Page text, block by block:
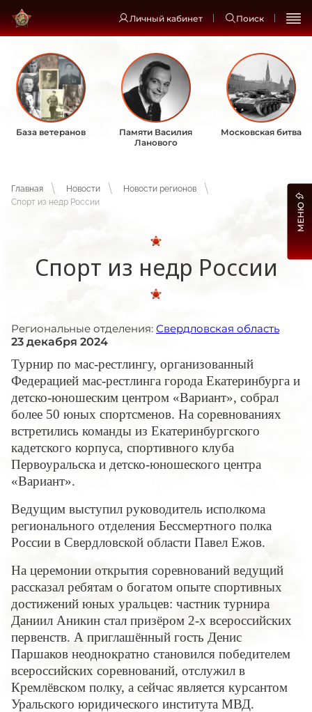
Личный кабинет Поиск
База ветеранов
Памяти Василия
Ланового
Московская битва
Главная Новости
Новости регионов
Спорт из недр России
Спорт из недр России
Региональные отделения: Свердловская область
23 декабря 2024
Турнир по мас-рестлингу, организованный
Федерацией мас-рестлинга города Екатеринбурга и
детско-юношеским центром «Вариант», собрал
более 50 юных спортсменов. На соревнованиях
встретились команды из Екатеринбургского
кадетского корпуса, спортивного клуба
Первоуральска и детско-юношеского центра
«Вариант».
Ведущим выступил руководитель исполкома
регионального отделения Бессмертного полка
России в Свердловской области Павел Ежов.
На церемонии открытия соревнований ведущий
рассказал ребятам о богатом опыте спортивных
достижений юных уральцев: частник турнира
Даниил Аникин стал призёром 2-х всероссийских
первенств. А приглашённый гость Денис
Паршаков неоднократно становился победителем
всероссийских соревнований, отслужил в
Кремлёвском полку, а сейчас является курсантом
Уральского юридического института МВД.
МЕНЮ